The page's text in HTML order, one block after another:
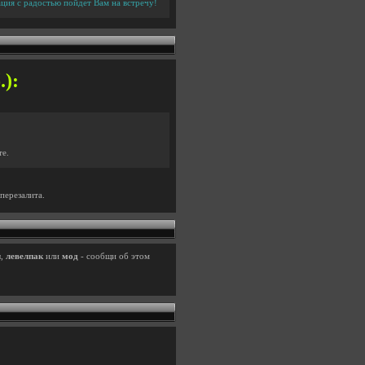
с радостью пойдет Вам на встречу!
левелпак или мод - сообщи об этом